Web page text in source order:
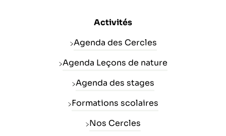
Activités
Agenda des Cercles
Agenda Leçons de nature
Agenda des stages
Formations scolaires
Nos Cercles